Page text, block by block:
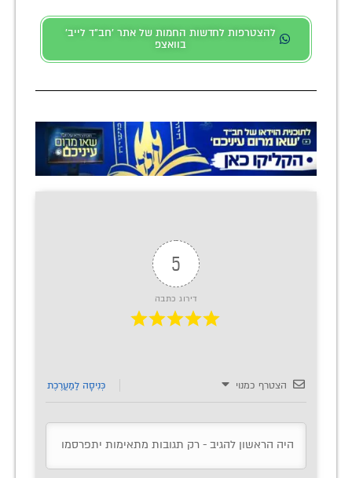
להצטרפות לחדשות החמות של אתר 'חב"ד לייב'
בוואצפ
5
דירוג כתבה
הצטרף כמנוי כְּנִיסָה לַמַעֲרֶכֶת